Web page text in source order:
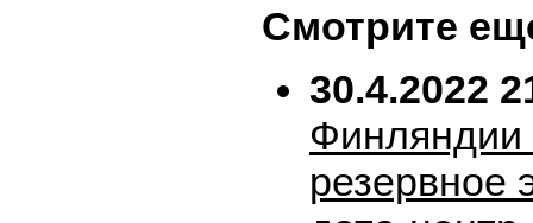
Смотрите
30.4.2022
резервное